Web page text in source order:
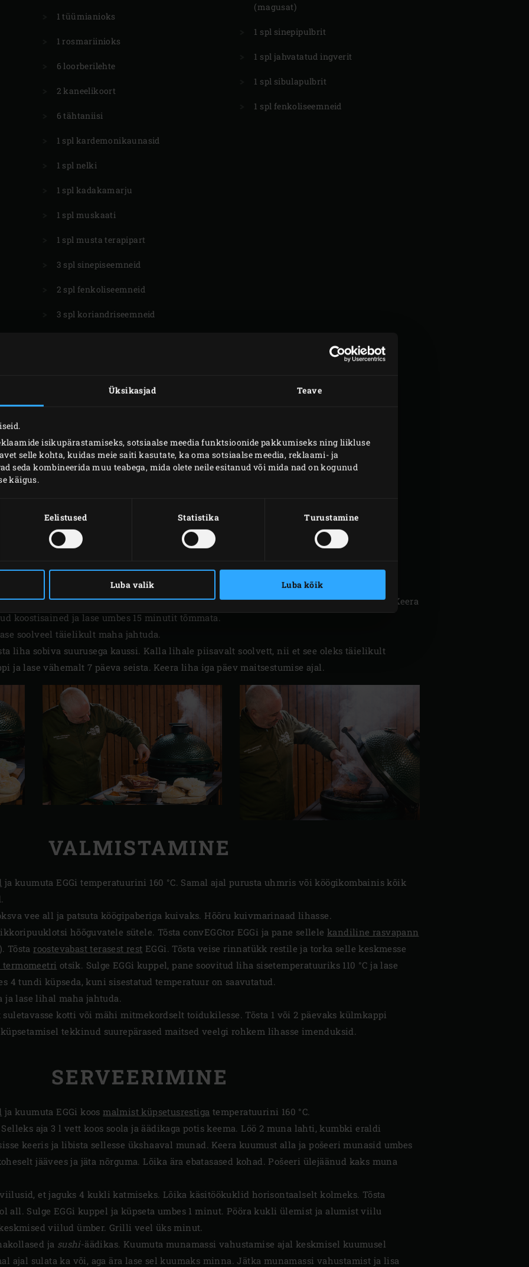
Üksikasjad Teave
isikupärastamiseks, sotsiaalse meedia funktsioonide pakkumiseks ning liikluse
selle kohta, kuidas meie saiti kasutate, ka oma sotsiaalse meedia, reklaami- ja
seda kombineerida muu teabega, mida olete neile esitanud või mida nad on kogunud
käigus.
Eelistused Statistika Turustamine
Luba valik Luba kõik
1 tüümianioks
1 rosmariinioks
6 loorberilehte
2 kaneelikoort
6 tähtaniisi
1 spl kardemonikaunasid
1 spl nelki
1 spl kadakamarju
1 spl muskaati
1 spl musta terapipart
3 spl sinepiseemneid
2 spl fenkoliseemneid
3 spl koriandriseemneid
(magusat)
1 spl sinepipulbrit
1 spl jahvatatud ingverit
1 spl sibulapulbrit
1 spl fenkoliseemneid
3 munakollast
3 splsushi-äädikat
1 spl teralist sinepit
4 käsitöökuklit
Valge kapsasalat
ETTEVALMISTUS
2 liitrit vett koos soola ja pruuni suhkruga keema. Samal ajal poolita küüslaugumugul. Keera
koostisained ja lase umbes 15 minutit tõmmata.
soolveel täielikult maha jahtuda.
liha sobiva suurusega kaussi. Kalla lihale piisavalt soolvett, nii et see oleks täielikult
ja lase vähemalt 7 päeva seista. Keera liha iga päev maitsestumise ajal.
VALMISTAMINE
ja kuumuta EGGi temperatuurini 160 °C. Samal ajal purusta uhmris või köögikombainis kõik
vee all ja patsuta köögipaberiga kuivaks. Hõõru kuivmarinaad lihasse.
hõõguvatele sütele. Tõsta convEGGtor EGGi ja pane sellelekandiline rasvapann
). Tõstaroostevabast terasest rest EGGi. Tõsta veise rinnatükk restile ja torka selle keskmesse
otsik. Sulge EGGi kuppel, pane soovitud liha sisetemperatuuriks 110 °C ja lase
4 tundi küpseda, kuni sisestatud temperatuur on saavutatud.
ja lase lihal maha jahtuda.
kotti või mähi mitmekordselt toidukilesse. Tõsta 1 või 2 päevaks külmkappi
küpsetamisel tekkinud suurepärased maitsed veelgi rohkem lihasse imenduksid.
SERVEERIMINE
ja kuumuta EGGi koosmalmist küpsetusrestiga temperatuurini 160 °C.
aja 3 l vett koos soola ja äädikaga potis keema. Löö 2 muna lahti, kumbki eraldi
keeris ja libista sellesse ükshaaval munad. Keera kuumust alla ja pošeeri munasid umbes
jäävees ja jäta nõrguma. Lõika ära ebatasased kohad. Pošeeri ülejäänud kaks muna
et jaguks 4 kukli katmiseks. Lõika käsitöökuklid horisontaalselt kolmeks. Tõsta
all. Sulge EGGi kuppel ja küpseta umbes 1 minut. Pööra kukli ülemist ja alumist viilu
viilud ümber. Grilli veel üks minut.
ja sushi-äädikas. Kuumuta munamassi vahustamise ajal keskmisel kuumusel
ajal sulata ka või, aga ära lase sel kuumaks minna. Jätka munamassi vahustamist ja lisa